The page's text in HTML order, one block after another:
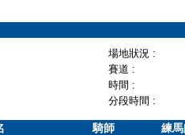
場地狀況 :
賽道 :
時間 :
分段時間 :
騎師 練